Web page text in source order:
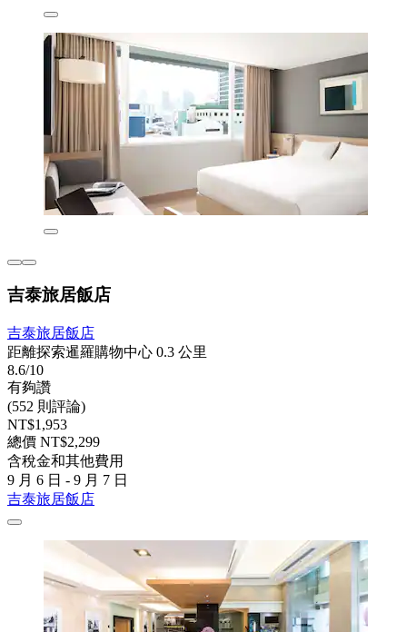
吉泰旅居飯店
吉泰旅居飯店
距離探索暹羅購物中心 0.3 公里
8.6/10
有夠讚
(552 則評論)
NT$1,953
總價 NT$2,299
含稅金和其他費用
9 月 6 日 - 9 月 7 日
吉泰旅居飯店